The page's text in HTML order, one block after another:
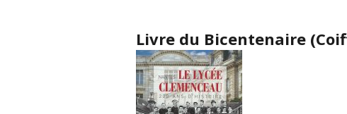
Livre du Bicentenaire